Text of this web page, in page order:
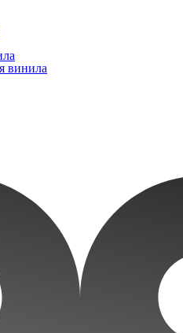
винила